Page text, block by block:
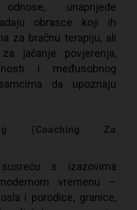
unaprijede
obrasce koji ih
za bračnu terapiju, ali
jačanje povjerenja,
i međusobnog
da upoznaju
(Coaching Za
s izazovima
vremenu –
i porodice, granice,